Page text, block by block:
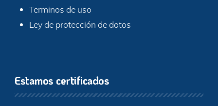
Terminos de uso
Ley de protección de datos
Estamos certificados